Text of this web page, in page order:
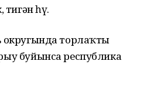
һүҙ.
округында торлаҡты
буйынса республика